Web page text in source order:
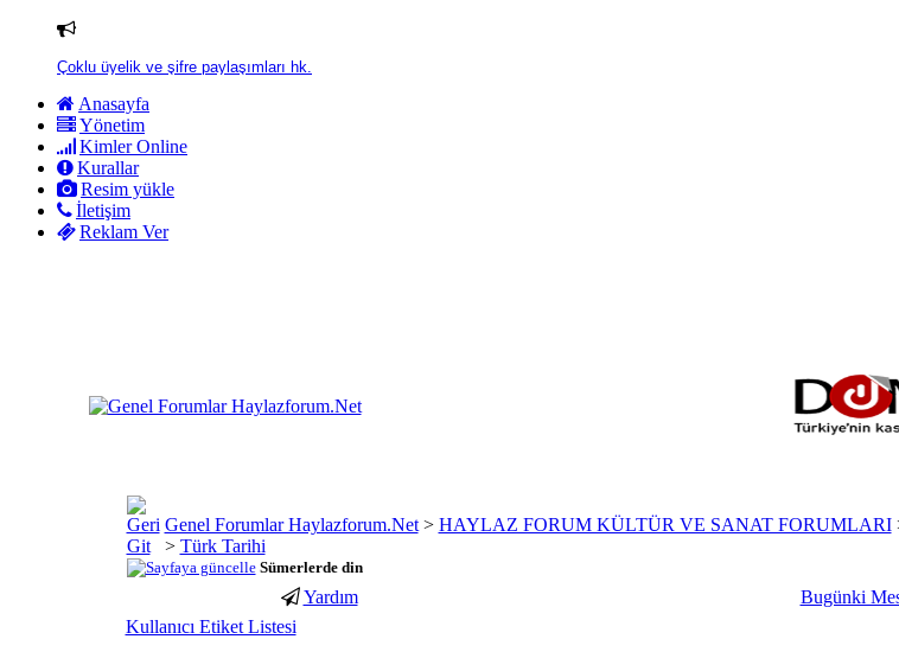
Çoklu üyelik ve şifre paylaşımları hk.
Anasayfa
Yönetim
Kimler Online
Kurallar
Resim yükle
İletişim
Reklam Ver
Genel Forumlar Haylazforum.Net > HAYLAZ FORUM KÜLTÜR VE SANAT FORUMLARI
> Türk Tarihi
Sümerlerde din
Yardım Bugünki
porno
izle
youtube
abone
Kullanıcı Etiket Listesi